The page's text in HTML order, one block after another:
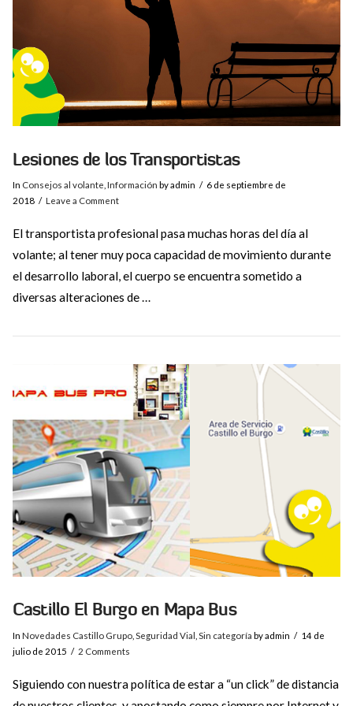
VIEW POST
Lesiones de los Transportistas
In Consejos al volante Información by admin
6 de septiembre de
2018
Leave a Comment
El transportista profesional pasa muchas horas del día al
volante; al tener muy poca capacidad de movimiento durante
el desarrollo laboral, el cuerpo se encuentra sometido a
diversas alteraciones de …
Castillo El Burgo en Mapa Bus
In Novedades Castillo Grupo, Seguridad Vial Sin categoría by admin
14 de
julio de 2015
2 Comments
Siguiendo con nuestra política de estar a “un click” de distancia